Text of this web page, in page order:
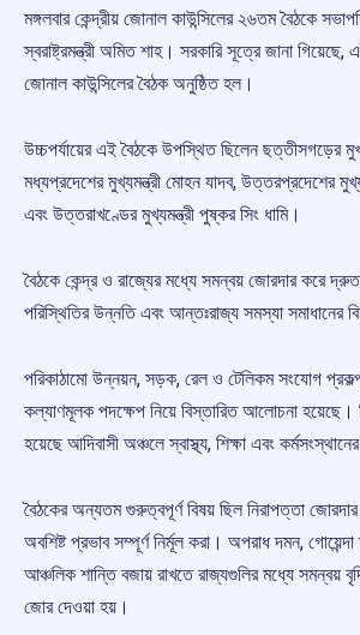
মঙ্গলবার কেন্দ্রীয় জোনাল কাউন্সিলের ২৬তম বৈঠকে
স্বরাষ্ট্রমন্ত্রী অমিত শাহ। সরকারি সূত্রে জানা গিয়েছে,
জোনাল কাউন্সিলের বৈঠক অনুষ্ঠিত হল।
উচ্চপর্যায়ের এই বৈঠকে উপস্থিত ছিলেন ছত্তীসগড়ের
মধ্যপ্রদেশের মুখ্যমন্ত্রী মোহন যাদব, উত্তরপ্রদেশের
এবং উত্তরাখণ্ডের মুখ্যমন্ত্রী পুষ্কর সিং ধামি।
বৈঠকে কেন্দ্র ও রাজ্যের মধ্যে সমন্বয় জোরদার করে
পরিস্থিতির উন্নতি এবং আন্তঃরাজ্য সমস্যা সমাধানের
পরিকাঠামো উন্নয়ন, সড়ক, রেল ও টেলিকম সংযোগ
কল্যাণমূলক পদক্ষেপ নিয়ে বিস্তারিত আলোচনা হয়েছে।
হয়েছে আদিবাসী অঞ্চলে স্বাস্থ্য, শিক্ষা এবং
বৈঠকের অন্যতম গুরুত্বপূর্ণ বিষয় ছিল নিরাপত্তা
অবশিষ্ট প্রভাব সম্পূর্ণ নির্মূল করা। অপরাধ দমন,
আঞ্চলিক শান্তি বজায় রাখতে রাজ্যগুলির মধ্যে সমন্বয়
জোর দেওয়া হয়।